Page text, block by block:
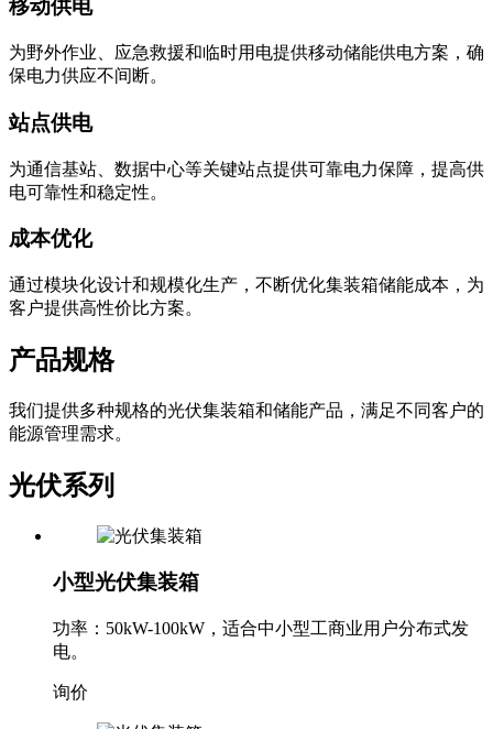
移动供电
为野外作业、应急救援和临时用电提供移动储能供电方案，确
保电力供应不间断。
站点供电
为通信基站、数据中心等关键站点提供可靠电力保障，提高供
电可靠性和稳定性。
成本优化
通过模块化设计和规模化生产，不断优化集装箱储能成本，为
客户提供高性价比方案。
产品规格
我们提供多种规格的光伏集装箱和储能产品，满足不同客户的
能源管理需求。
光伏系列
小型光伏集装箱
功率：50kW-100kW，适合中小型工商业用户分布式发
电。
询价